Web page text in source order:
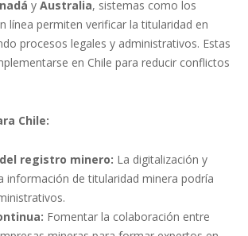
y Australia, sistemas como los
línea permiten verificar la titularidad en
procesos legales y administrativos. Estas
en Chile para reducir conflictos
Chile:
registro minero: La digitalización y
información de titularidad minera podría
Fomentar la colaboración entre